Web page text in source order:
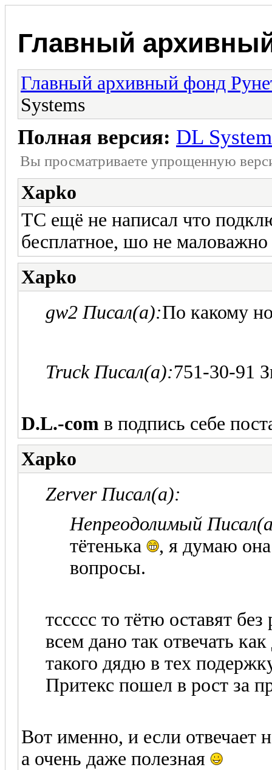
Главный
Главный архивный фонд
Systems
Полная версия: DL
Вы просматриваете yпpощеннyю
Xapko
ТС ещё не написал что
бесплатное, шо не маловажно
Xapko
gw2 Писал(а):По какому
Truck Писал(а):751-30-91
D.L.-com в подпись себе
Xapko
Zerver Писал(а):
Непреодолимый
тётенька
, я думаю
вопросы.
тссссс то тётю оставят
всем дано так отвечать
такого дядю в тех
Притекс пошел в рост за
Вот именно, и если отвечает
а очень даже полезная